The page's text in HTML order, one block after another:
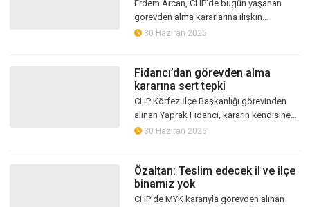
Erdem Arcan, CHP’de bugün yaşanan
görevden alma kararlarına ilişkin
açıklamalarda bulundu. Arcan, butlan
30 Haziran 2026
Fidancı’dan görevden alma
kararına sert tepki
CHP Körfez İlçe Başkanlığı görevinden
alınan Yaprak Fidancı, kararın kendisine
resmi olarak bildirilmediğini belirterek,
30 Haziran 2026
Özaltan: Teslim edecek il ve ilçe
binamız yok
CHP’de MYK kararıyla görevden alınan